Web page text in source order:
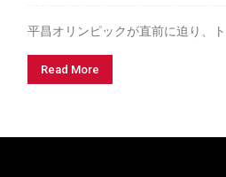
平昌オリンピックが直前に迫り、
Read More